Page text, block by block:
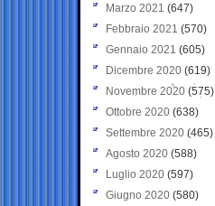
Marzo 2021 (647)
Febbraio 2021 (570)
Gennaio 2021 (605)
Dicembre 2020 (619)
Novembre 2020 (575)
Ottobre 2020 (638)
Settembre 2020(465)
Agosto 2020 (588)
Luglio 2020 (597)
Giugno 2020 (580)